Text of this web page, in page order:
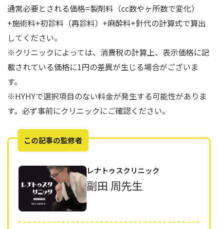
通常必要とされる価格=製剤料（cc数やヶ所数で変化）
+施術料+初診料（再診料）+麻酔料+針代の計算式で算出
してください。
※クリニックによっては、消費税の計算上、表示価格に記
載されている価格に1円の差異が生じる場合がございま
す。
※HYHYで選択項目のない料金が発生する可能性がありま
す。必ず事前にクリニックにご確認ください。
この記事の監修者
レナトゥスクリニック
副田 周先生